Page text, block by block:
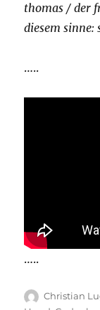
thomas / der
diesem sinne:
…..
…..
Autor
Christian